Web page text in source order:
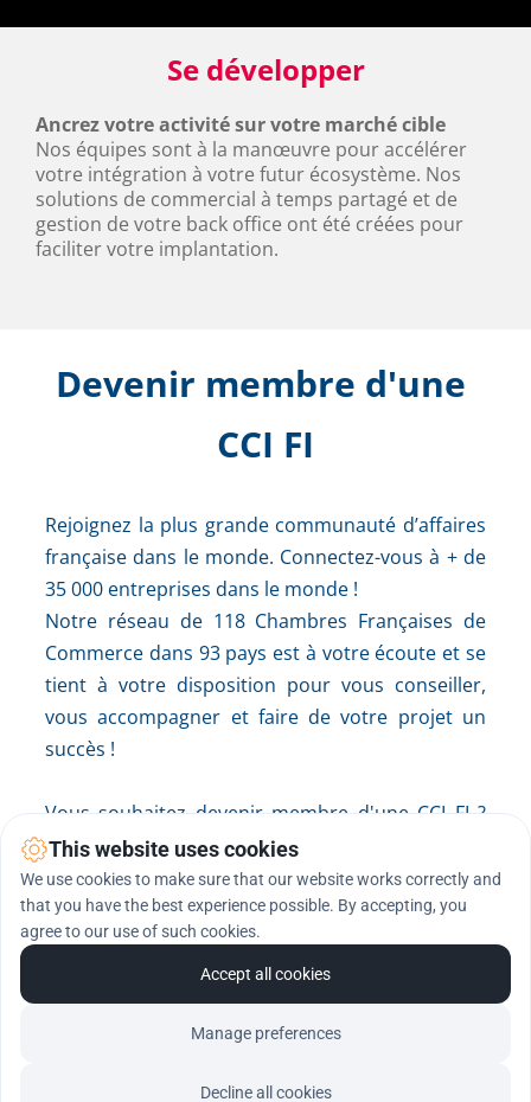
Se développer
Ancrez votre activité sur votre marché cible
Nos équipes sont à la manœuvre pour accélérer
votre intégration à votre futur écosystème. Nos
solutions de commercial à temps partagé et de
gestion de votre back office ont été créées pour
faciliter votre implantation.
Devenir membre d'une
CCI FI
Rejoignez la plus grande communauté d’affaires
française dans le monde. Connectez-vous à + de
35 000 entreprises dans le monde !
Notre réseau de 118 Chambres Françaises de
Commerce dans 93 pays est à votre écoute et se
tient à votre disposition pour vous conseiller,
vous accompagner et faire de votre projet un
succès !
Vous souhaitez devenir membre d'une CCI FI ?
Merci de compléter ce formulaire, nous
reviendrons vers vous dans les meilleurs délais !
Qui sommes-nous Contacts Mentions légales
This website uses cookies
We use cookies to make sure that our website works correctly and
that you have the best experience possible. By accepting, you
agree to our use of such cookies.
Decline all cookies
Manage preferences
Accept all cookies